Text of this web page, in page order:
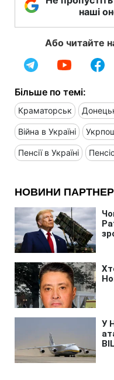
наші
Або читайте
Більше по темі:
Краматорськ
Війна в Україні
Пенсії в Україні